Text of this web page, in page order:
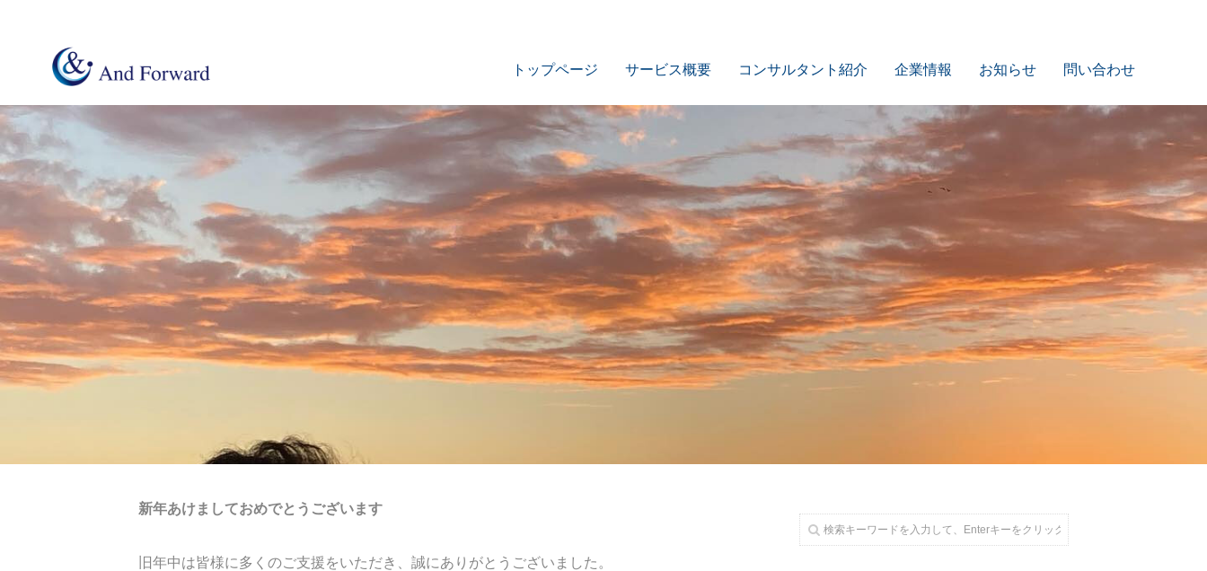
トップページ サービス概要 コンサルタント紹介 企業情報 お知らせ 問い合わせ
新年あけましておめでとうございます
旧年中は皆様に多くのご支援をいただき、誠にありがとうございました。